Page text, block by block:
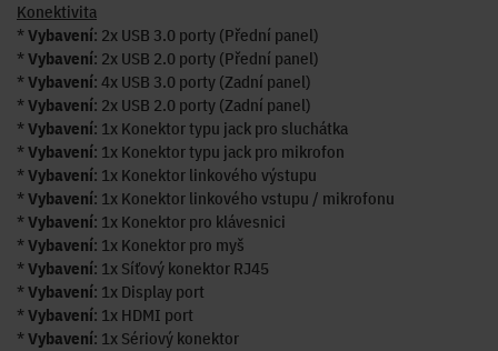
Konektivita
*Vybavení: 2x USB 3.0 porty (Přední panel)
*Vybavení: 2x USB 2.0 porty (Přední panel)
*Vybavení: 4x USB 3.0 porty (Zadní panel)
*Vybavení: 2x USB 2.0 porty (Zadní panel)
*Vybavení: 1x Konektor typu jack pro sluchátka
*Vybavení: 1x Konektor typu jack pro mikrofon
*Vybavení: 1x Konektor linkového výstupu
*Vybavení: 1x Konektor linkového vstupu / mikrofonu
*Vybavení: 1x Konektor pro klávesnici
*Vybavení: 1x Konektor pro myš
*Vybavení: 1x Síťový konektor RJ45
*Vybavení: 1x Display port
*Vybavení: 1x HDMI port
*Vybavení: 1x Sériový konektor